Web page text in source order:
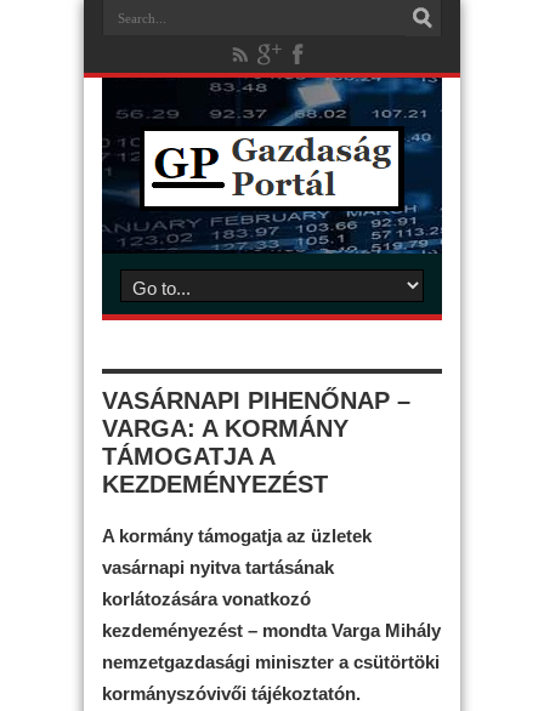
VASÁRNAPI PIHENŐNAP –
VARGA: A KORMÁNY
TÁMOGATJA A
KEZDEMÉNYEZÉST
A kormány támogatja az üzletek
vasárnapi nyitva tartásának
korlátozására vonatkozó
kezdeményezést – mondta Varga Mihály
nemzetgazdasági miniszter a csütörtöki
kormányszóvivői tájékoztatón.